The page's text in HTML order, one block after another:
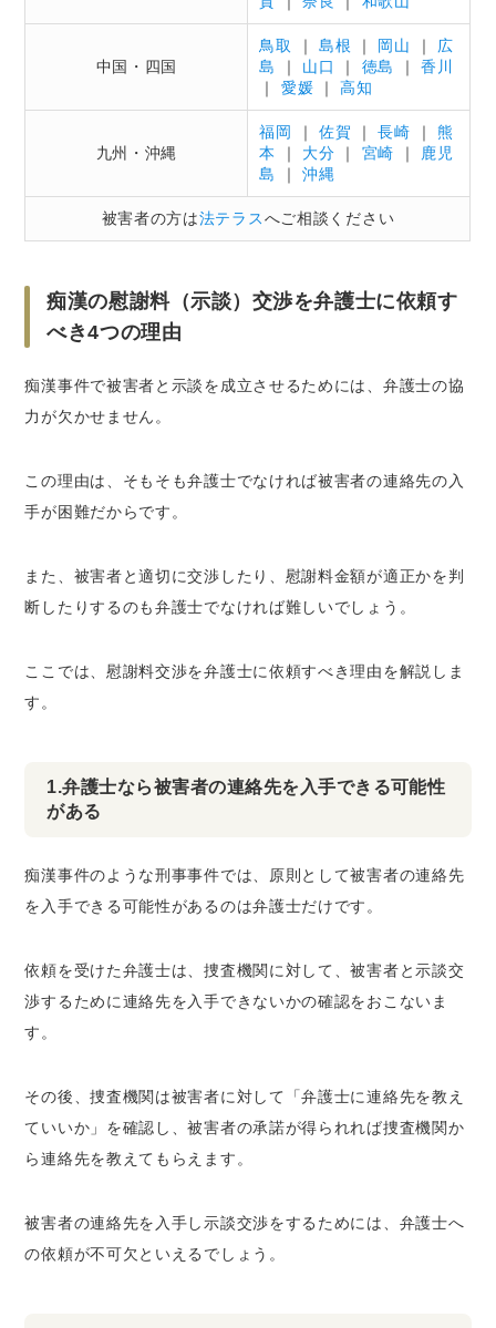
中国・四国
鳥取 ｜ 島根 ｜ 岡山 ｜ 広
島
｜ 山口 ｜ 徳島 ｜香川
｜ 愛媛 ｜高知
九州・沖縄
福岡 ｜ 佐賀 ｜長崎 ｜ 熊
本
｜ 大分 ｜ 宮崎 ｜
鹿児
島
｜沖縄
被害者の方は法テラスへご相談ください
痴漢の慰謝料（示談）交渉を弁護士に依頼す
べき4つの理由
痴漢事件で被害者と示談を成立させるためには、弁護士の協
力が欠かせません。
この理由は、そもそも弁護士でなければ被害者の連絡先の入
手が困難だからです。
また、被害者と適切に交渉したり、慰謝料金額が適正かを判
断したりするのも弁護士でなければ難しいでしょう。
ここでは、慰謝料交渉を弁護士に依頼すべき理由を解説しま
す。
1.弁護士なら被害者の連絡先を入手できる可能性
がある
痴漢事件のような刑事事件では、原則として被害者の連絡先
を入手できる可能性があるのは弁護士だけです。
依頼を受けた弁護士は、捜査機関に対して、被害者と示談交
渉するために連絡先を入手できないかの確認をおこないま
す。
その後、捜査機関は被害者に対して「弁護士に連絡先を教え
ていいか」を確認し、被害者の承諾が得られれば捜査機関か
ら連絡先を教えてもらえます。
被害者の連絡先を入手し示談交渉をするためには、弁護士へ
の依頼が不可欠といえるでしょう。